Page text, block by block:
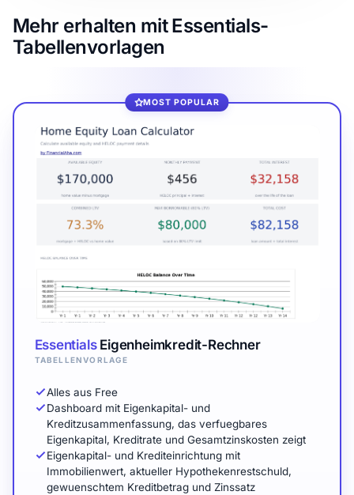
Mehr erhalten mit Essentials-
Tabellenvorlagen
MOST POPULAR
EssentialsEigenheimkredit-Rechner
TABELLENVORLAGE
Alles aus Free
Dashboard mit Eigenkapital- und
Kreditzusammenfassung, das verfuegbares
Eigenkapital, Kreditrate und Gesamtzinskosten zeigt
Eigenkapital- und Krediteinrichtung mit
Immobilienwert, aktueller Hypothekenrestschuld,
gewuenschtem Kreditbetrag und Zinssatz